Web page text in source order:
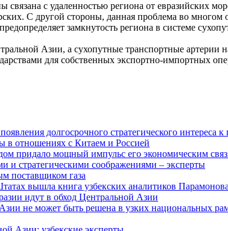
с удаленностью региона от евразийских
С другой стороны, данная проблема во многом
замкнутость региона в системе
Азии, а сухопутные транспортные артерии
для собственных экспортно-импортных
долгосрочного стратегического интереса к
в отношениях с Китаем и Россией
придало мощный импульс его экономическим
и стратегическими соображениями – эксперты
поставщиком газа
вышла книга узбекских аналитиков
идут в обход Центральной Азии
не может быть решена в узких национальных